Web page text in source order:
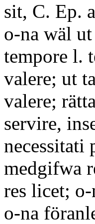
sit, C. Ep.
o-na wäl
tempore l.
valere; ut
valere;
servire,
necessitati
medgifwa
res licet;
o-na